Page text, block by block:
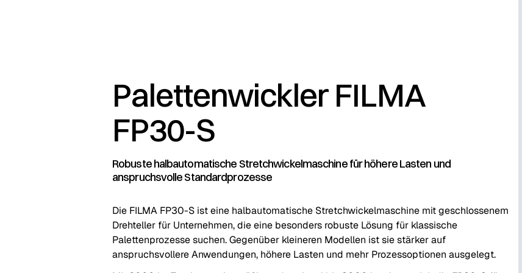
Palettenwickler FILMA
FP30-S
Robuste halbautomatische Stretchwickelmaschine für höhere Lasten und
anspruchsvolle Standardprozesse
Die FILMA FP30-S ist eine halbautomatische Stretchwickelmaschine mit geschlossenem
Drehteller für Unternehmen, die eine besonders robuste Lösung für klassische
Palettenprozesse suchen. Gegenüber kleineren Modellen ist sie stärker auf
anspruchsvollere Anwendungen, höhere Lasten und mehr Prozessoptionen ausgelegt.